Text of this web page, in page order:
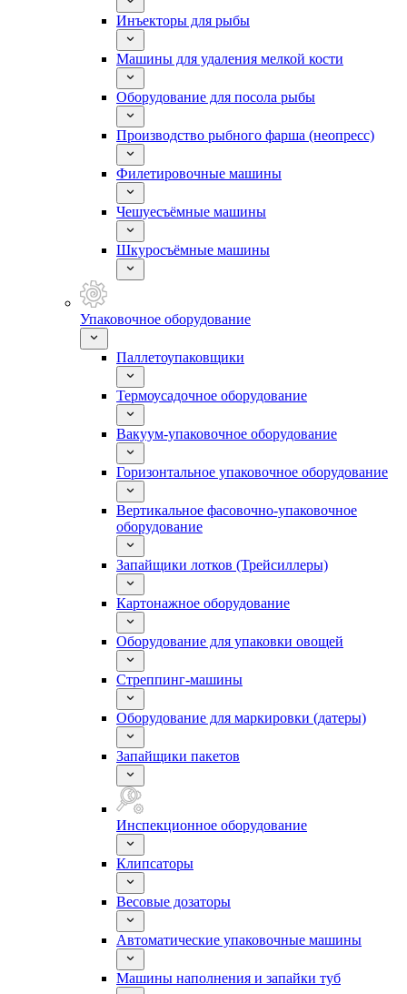
Инъекторы для рыбы
Машины для удаления мелкой кости
Оборудование для посола рыбы
Производство рыбного фарша (неопресс)
Филетировочные машины
Чешуесъёмные машины
Шкуросъёмные машины
Упаковочное оборудование
Паллетоупаковщики
Термоусадочное оборудование
Вакуум-упаковочное оборудование
Горизонтальное упаковочное оборудование
Вертикальное фасовочно-упаковочное
оборудование
Запайщики лотков (Трейсиллеры)
Картонажное оборудование
Оборудование для упаковки овощей
Стреппинг-машины
Оборудование для маркировки (датеры)
Запайщики пакетов
Инспекционное оборудование
Клипсаторы
Весовые дозаторы
Автоматические упаковочные машины
Машины наполнения и запайки туб